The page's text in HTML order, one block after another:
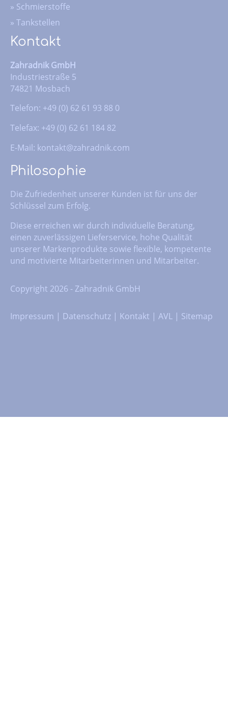
» Schmierstoffe
» Tankstellen
Kontakt
Zahradnik GmbH
Industriestraße 5
74821 Mosbach
Telefon: +49 (0) 62 61 93 88 0
Telefax: +49 (0) 62 61 184 82
E-Mail: kontakt@zahradnik.com
Philosophie
Die Zufriedenheit unserer Kunden ist für uns der
Schlüssel zum Erfolg.
Diese erreichen wir durch individuelle Beratung,
einen zuverlässigen Lieferservice, hohe Qualität
unserer Markenprodukte sowie flexible, kompetente
und motivierte Mitarbeiterinnen und Mitarbeiter.
Copyright 2026 - Zahradnik GmbH
Impressum | Datenschutz | Kontakt | AVL | Sitemap